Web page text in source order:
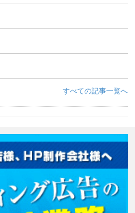
すべての記事一覧へ